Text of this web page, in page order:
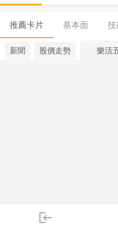
login
推薦卡片 基本面 技
新聞 股價走勢 樂活